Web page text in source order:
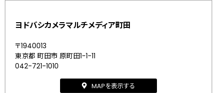
ヨドバシカメラマルチメディア町田
〒1940013
東京都 町田市 原町田1-1-11
042-721-1010
MAPを表示する